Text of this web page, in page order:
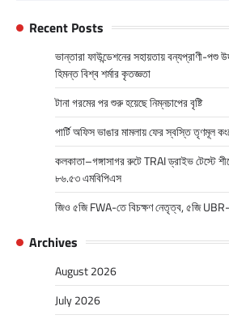
Recent Posts
ভান্তারা ফাউন্ডেশনের সহায়তায় বন্যপ্রাণী-পশু
হিমন্ত বিশ্ব শর্মার কৃতজ্ঞতা
টানা গরমের পর শুরু হয়েছে নিম্নচাপের বৃষ্টি
পার্টি অফিস ভাঙার মামলায় ফের স্বস্তি তৃণমূল
কলকাতা–গঙ্গাসাগর রুটে TRAI ড্রাইভ টেস্টে
৮৬.৫৩ এমবিপিএস
জিও ৫জি FWA-তে বিচক্ষণ নেতৃত্ব, ৫জি
Archives
August 2026
July 2026